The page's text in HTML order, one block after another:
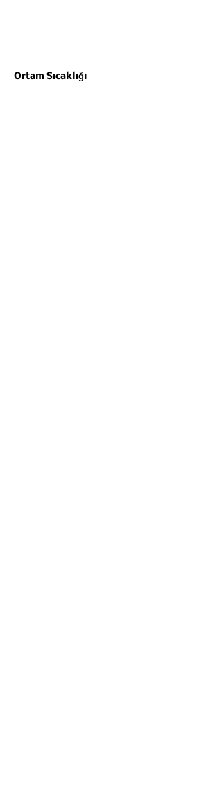
Ortam Sıcaklığı